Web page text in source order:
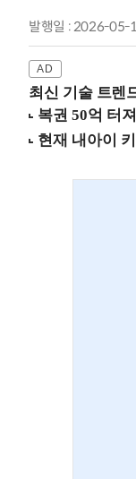
발행일 : 2026-05-
최신 기술 트렌